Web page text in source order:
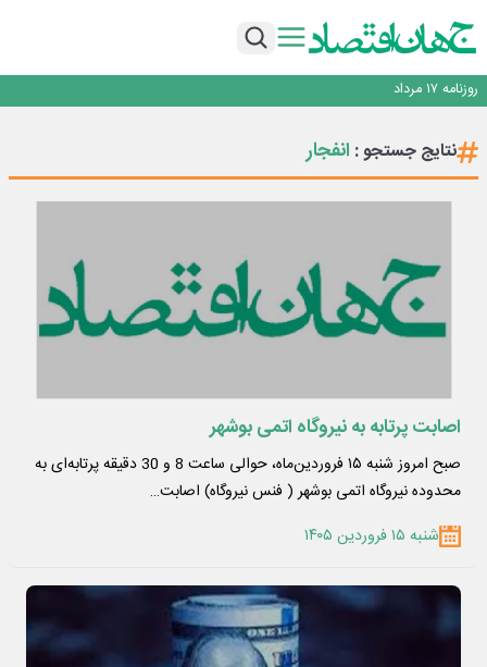
رانندگان انگلیسی به سرقت سوخت روی آوردند!
روزنامه ۱۷ مرداد
چرا بدون ثبات ارزی، صنایع بزرگ ایران در بن‌بست باقی می‌مانند
رانندگان انگلیسی به سرقت سوخت روی آوردند!
نتایج جستجو : انفجار
اصابت پرتابه به نیروگاه اتمی بوشهر
صبح امروز شنبه ۱۵ فروردین‌ماه، حوالی ساعت 8 و 30 دقیقه پرتابه‌ای به
محدوده نیروگاه اتمی بوشهر ( فنس نیروگاه) اصابت…
شنبه ۱۵ فروردین ۱۴۰۵